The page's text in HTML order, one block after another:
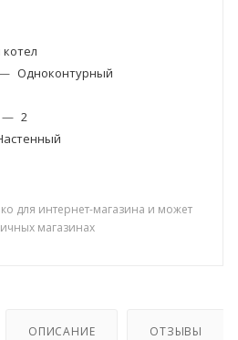
Одноконтурный
— 2
для интернет-магазина и может
магазинах
ОПИСАНИЕ ОТЗЫВЫ